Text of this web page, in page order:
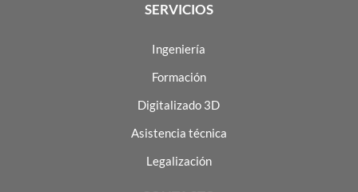
SERVICIOS
Ingeniería
Formación
Digitalizado 3D
Asistencia técnica
Legalización